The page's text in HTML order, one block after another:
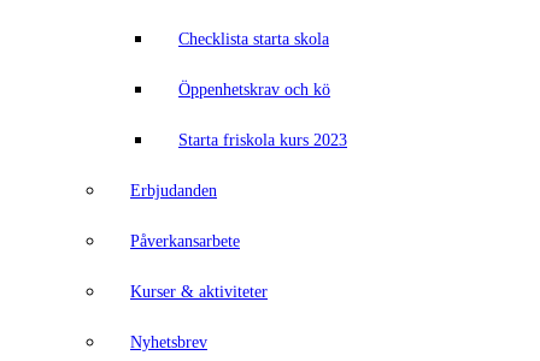
Checklista starta skola
Öppenhetskrav och kö
Starta friskola kurs 2023
Erbjudanden
Påverkansarbete
Kurser & aktiviteter
Nyhetsbrev